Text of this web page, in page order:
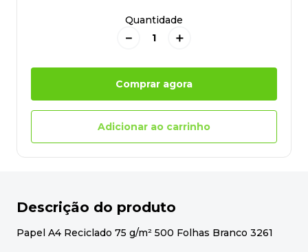
Quantidade
＋
－
Comprar agora
Adicionar ao carrinho
Descrição do produto
Papel A4 Reciclado 75 g/m² 500 Folhas Branco 3261